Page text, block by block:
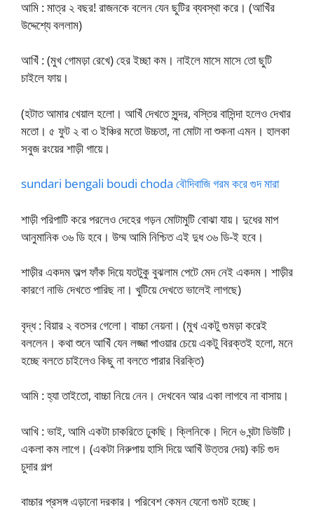
আমি : মাত্র ২ বছর! রাজনকে বলেন যেন ছুটির ব্যবস্থা করে। (আখিঁর
উদ্দেশ্যে বললাম)
আখিঁ : (মুখ গোমড়া রেখে) হের ইচ্ছা কম। নাইলে মাসে মাসে তো ছুটি
চাইলে ফায়।
(হটাত আমার খেয়াল হলো। আখিঁ দেখতে সুন্দর, বস্তির বাসিন্দা হলেও দেখার
মতো। ৫ ফুট ২ বা ৩ ইঞ্চির মতো উচ্চতা, না মোটা না শুকনা এমন। হালকা
সবুজ রংয়ের শাড়ী গায়ে।
sundari bengali boudi choda বৌদিবাজি গরম করে গুদ মারা
শাড়ী পরিপাটি করে পরলেও দেহের গড়ন মোটামুটি বোঝা যায়। দুধের মাপ
আনুমানিক ৩৬ ডি হবে। উম্ম আমি নিশ্চিত এই দুধ ৩৬ ডি-ই হবে।
শাড়ীর একদম অল্প ফাঁক দিয়ে যতটুকু বুঝলাম পেটে মেদ নেই একদম। শাড়ীর
কারণে নাভি দেখতে পারিছ না। খুটিয়ে দেখতে ভালেই লাগছে)
বৃদ্ধ : বিয়ার ২ বতসর গেলো। বাচ্চা নেয়না। (মুখ একটু গুমড়া করেই
বললেন। কথা শুনে আখিঁ যেন লজ্জা পাওয়ার চেয়ে একটু বিরক্তই হলো, মনে
হচ্ছে বলতে চাইলেও কিছু না বলতে পারার বিরক্তি)
আমি : হ্যা তাইতো, বাচ্চা নিয়ে নেন। দেখবেন আর একা লাগবে না বাসায়।
আখি : ভাই, আমি একটা চাকরিতে ঢুকছি। ক্লিনিকে। দিনে ৬ ঘন্টা ডিউটি।
একলা কম লাগে। (একটা নিরুপায় হাসি দিয়ে আখিঁ উত্তর দেয়) কচি গুদ
চুদার গল্প
বাচ্চার প্রসঙ্গ এড়ানো দরকার। পরিবেশ কেমন যেনো গুমট হচ্ছে।